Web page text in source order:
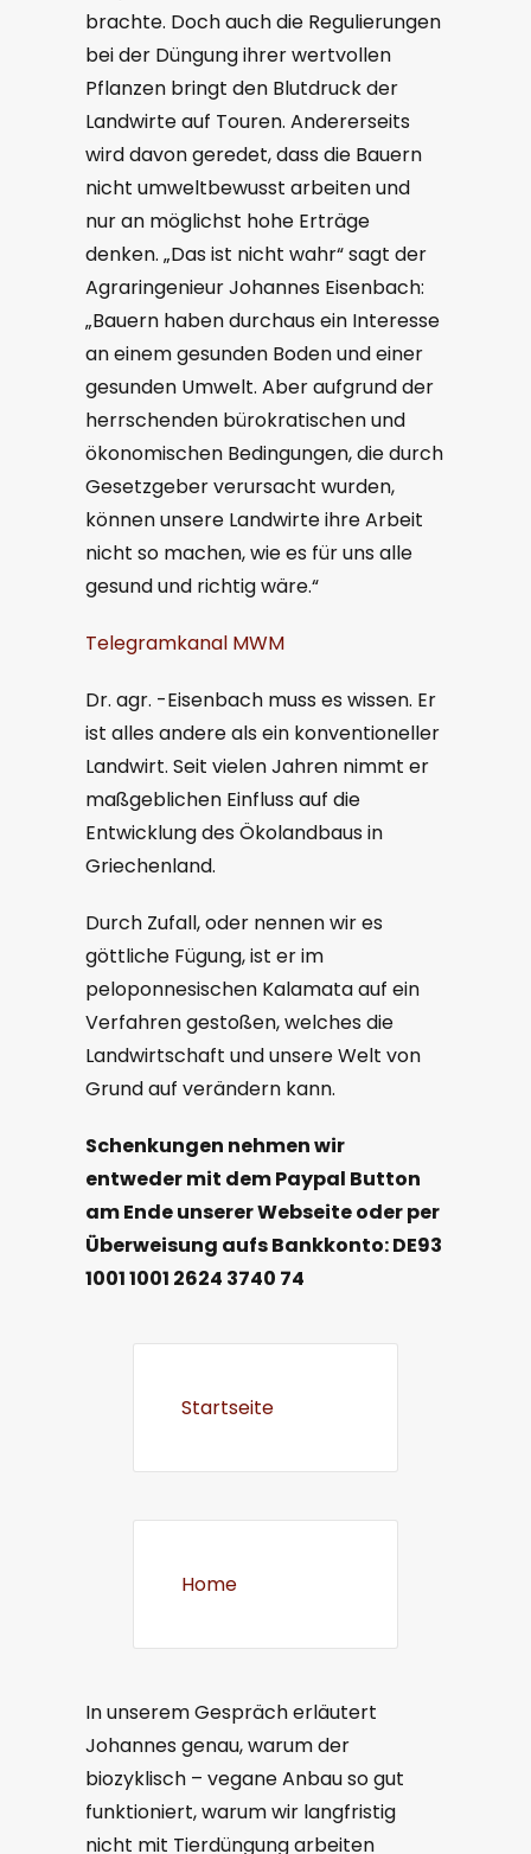
brachte. Doch auch die Regulierungen
bei der Düngung ihrer wertvollen
Pflanzen bringt den Blutdruck der
Landwirte auf Touren. Andererseits
wird davon geredet, dass die Bauern
nicht umweltbewusst arbeiten und
nur an möglichst hohe Erträge
denken. „Das ist nicht wahr“ sagt der
Agraringenieur Johannes Eisenbach:
„Bauern haben durchaus ein Interesse
an einem gesunden Boden und einer
gesunden Umwelt. Aber aufgrund der
herrschenden bürokratischen und
ökonomischen Bedingungen, die durch
Gesetzgeber verursacht wurden,
können unsere Landwirte ihre Arbeit
nicht so machen, wie es für uns alle
gesund und richtig wäre.“
Telegramkanal MWM
Dr. agr. -Eisenbach muss es wissen. Er
ist alles andere als ein konventioneller
Landwirt. Seit vielen Jahren nimmt er
maßgeblichen Einfluss auf die
Entwicklung des Ökolandbaus in
Griechenland.
Durch Zufall, oder nennen wir es
göttliche Fügung, ist er im
peloponnesischen Kalamata auf ein
Verfahren gestoßen, welches die
Landwirtschaft und unsere Welt von
Grund auf verändern kann.
Schenkungen nehmen wir
entwedermit demPaypal Button
am EndeunsererWebseite oder per
Überweisung aufs Bankkonto: DE93
1001 1001 2624 3740 74
Startseite
Home
In unserem Gespräch erläutert
Johannes genau, warum der
biozyklisch – vegane Anbau so gut
funktioniert, warum wir langfristig
nicht mit Tierdüngung arbeiten